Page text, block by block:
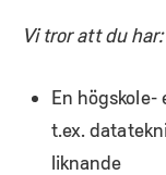
Vi tror att du har:
En
t.ex.
liknande